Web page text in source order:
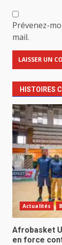
Prévenez-
mail.
HISTOIRES
Actualités
Afrobasket
en force